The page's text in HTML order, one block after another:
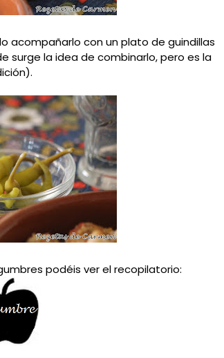
acompañarlo con un plato de guindillas
surge la idea de combinarlo, pero es la
podéis ver el recopilatorio: